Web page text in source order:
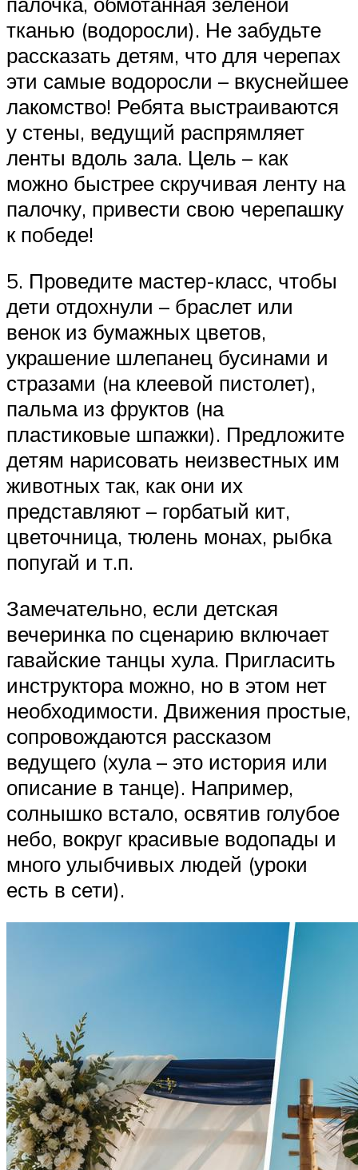
тканью (водоросли). Не забудьте
рассказать детям, что для черепах
эти самые водоросли – вкуснейшее
лакомство! Ребята выстраиваются
у стены, ведущий распрямляет
ленты вдоль зала. Цель – как
можно быстрее скручивая ленту на
палочку, привести свою черепашку
к победе!
5. Проведите мастер-класс, чтобы
дети отдохнули – браслет или
венок из бумажных цветов,
украшение шлепанец бусинами и
стразами (на клеевой пистолет),
пальма из фруктов (на
пластиковые шпажки). Предложите
детям нарисовать неизвестных им
животных так, как они их
представляют – горбатый кит,
цветочница, тюлень монах, рыбка
попугай и т.п.
Замечательно, если детская
вечеринка по сценарию включает
гавайские танцы хула. Пригласить
инструктора можно, но в этом нет
необходимости. Движения простые,
сопровождаются рассказом
ведущего (хула – это история или
описание в танце). Например,
солнышко встало, освятив голубое
небо, вокруг красивые водопады и
много улыбчивых людей (уроки
есть в сети).